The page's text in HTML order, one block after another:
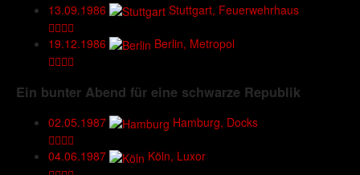
13.09.1986 Stuttgart, Feuerwehrhaus
19.12.1986 Berlin, Metropol
Ein bunter Abend für eine schwarze Republik
02.05.1987 Hamburg, Docks
04.06.1987 Köln, Luxor